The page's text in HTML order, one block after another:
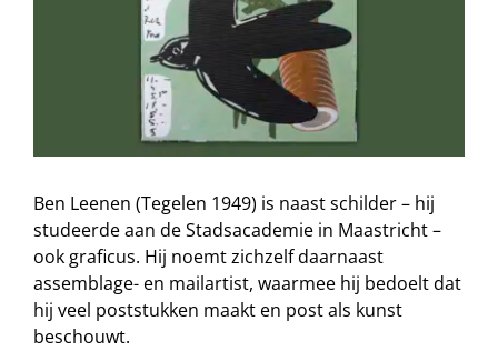
Ben Leenen (Tegelen 1949) is naast schilder – hij
studeerde aan de Stadsacademie in Maastricht –
ook graficus. Hij noemt zichzelf daarnaast
assemblage- en mailartist, waarmee hij bedoelt dat
hij veel poststukken maakt en post als kunst
beschouwt.